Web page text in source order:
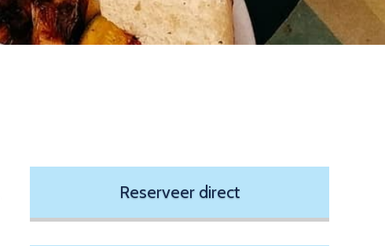
Reserveer direct